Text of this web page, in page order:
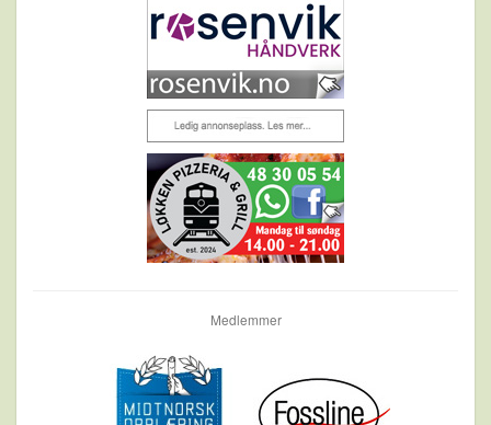
Medlemmer